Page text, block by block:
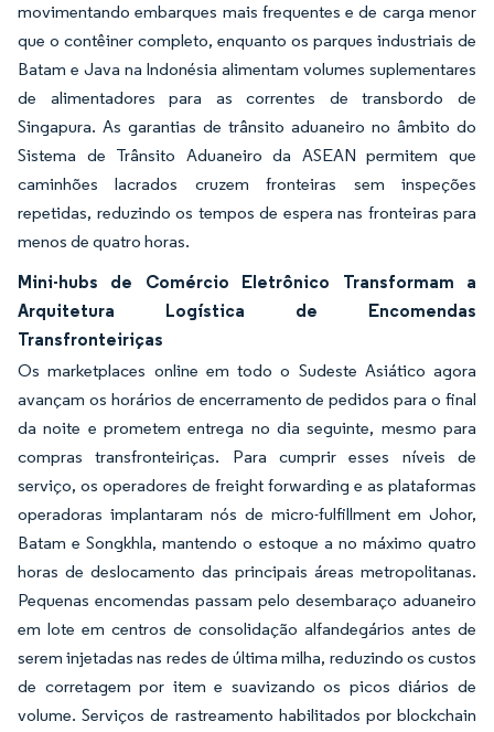
movimentando embarques mais frequentes e de carga menor
que o contêiner completo, enquanto os parques industriais de
Batam e Java na Indonésia alimentam volumes suplementares
de alimentadores para as correntes de transbordo de
Singapura. As garantias de trânsito aduaneiro no âmbito do
Sistema de Trânsito Aduaneiro da ASEAN permitem que
caminhões lacrados cruzem fronteiras sem inspeções
repetidas, reduzindo os tempos de espera nas fronteiras para
menos de quatro horas.
Mini-hubs de Comércio Eletrônico Transformam a
Arquitetura Logística de Encomendas
Transfronteiriças
Os marketplaces online em todo o Sudeste Asiático agora
avançam os horários de encerramento de pedidos para o final
da noite e prometem entrega no dia seguinte, mesmo para
compras transfronteiriças. Para cumprir esses níveis de
serviço, os operadores de freight forwarding e as plataformas
operadoras implantaram nós de micro-fulfillment em Johor,
Batam e Songkhla, mantendo o estoque a no máximo quatro
horas de deslocamento das principais áreas metropolitanas.
Pequenas encomendas passam pelo desembaraço aduaneiro
em lote em centros de consolidação alfandegários antes de
serem injetadas nas redes de última milha, reduzindo os custos
de corretagem por item e suavizando os picos diários de
volume. Serviços de rastreamento habilitados por blockchain